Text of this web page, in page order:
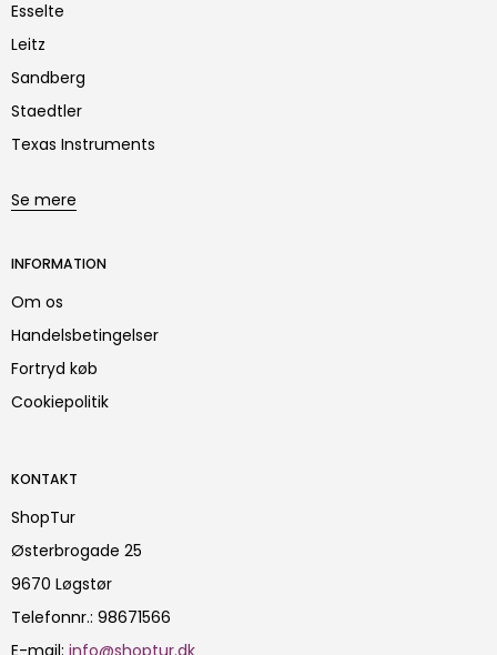
Esselte
Leitz
Sandberg
Staedtler
Texas Instruments
Se mere
INFORMATION
Om os
Handelsbetingelser
Fortryd køb
Cookiepolitik
KONTAKT
ShopTur
Østerbrogade 25
9670 Løgstør
Telefonnr.: 98671566
E-mail: info@shoptur.dk